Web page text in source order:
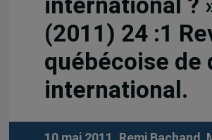
(2011) 24 :1
québécoise de
international.